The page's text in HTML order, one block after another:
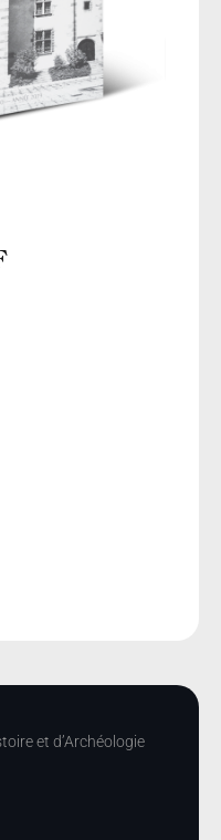
et d’Archéologie